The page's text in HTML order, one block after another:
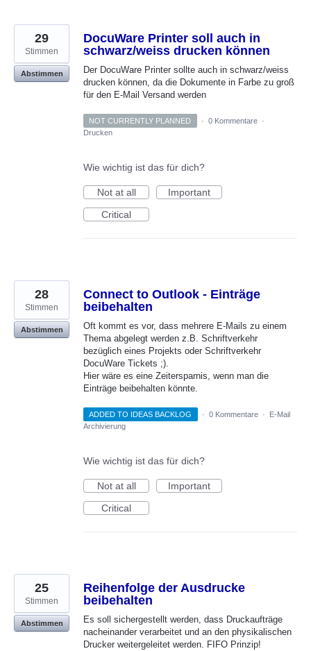
DocuWare Printer soll auch in
schwarz/weiss drucken können
Der DocuWare Printer sollte auch in schwarz/weiss
drucken können, da die Dokumente in Farbe zu groß
für den E-Mail Versand werden
29
Stimmen
Abstimmen
NOT CURRENTLY PLANNED · 0 Kommentare
·
Drucken
Wie wichtig ist das für dich?
Not at all
Important
Critical
Connect to Outlook - Einträge
beibehalten
Oft kommt es vor, dass mehrere E-Mails zu einem
Thema abgelegt werden z.B. Schriftverkehr
bezüglich eines Projekts oder Schriftverkehr
DocuWare Tickets ;).
Hier wäre es eine Zeitersparnis, wenn man die
Einträge beibehalten könnte.
28
Stimmen
Abstimmen
ADDED TO IDEAS BACKLOG · 0 Kommentare ·
E-Mail
Archivierung
Wie wichtig ist das für dich?
Not at all
Important
Critical
Reihenfolge der Ausdrucke
beibehalten
Es soll sichergestellt werden, dass Druckaufträge
nacheinander verarbeitet und an den physikalischen
Drucker weitergeleitet werden. FIFO Prinzip!
25
Stimmen
Abstimmen